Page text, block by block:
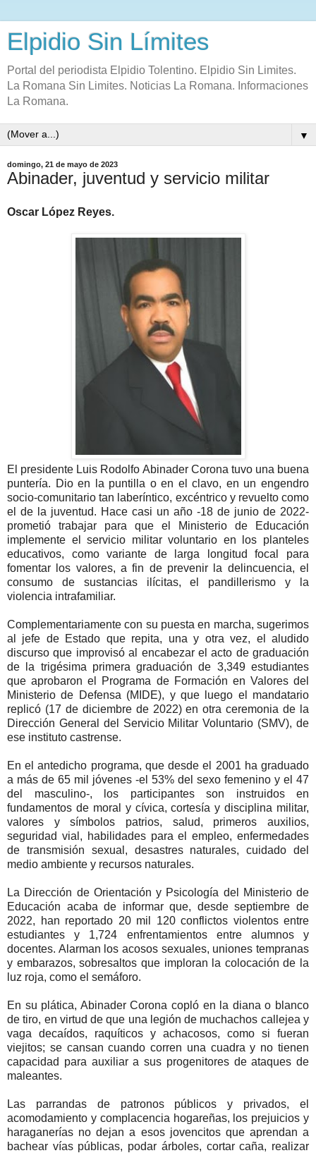
Elpidio Sin Límites
Portal del periodista Elpidio Tolentino. Elpidio Sin Limites.
La Romana Sin Limites. Noticias La Romana. Informaciones
La Romana.
▼
domingo, 21 de mayo de 2023
Abinader, juventud y servicio militar
Oscar López Reyes.
El presidente Luis Rodolfo Abinader Corona tuvo una buena
puntería. Dio en la puntilla o en el clavo, en un engendro
socio-comunitario tan laberíntico, excéntrico y revuelto como
el de la juventud. Hace casi un año -18 de junio de 2022-
prometió trabajar para que el Ministerio de Educación
implemente el servicio militar voluntario en los planteles
educativos, como variante de larga longitud focal para
fomentar los valores, a fin de prevenir la delincuencia, el
consumo de sustancias ilícitas, el pandillerismo y la
violencia intrafamiliar.
Complementariamente con su puesta en marcha, sugerimos
al jefe de Estado que repita, una y otra vez, el aludido
discurso que improvisó al encabezar el acto de graduación
de la trigésima primera graduación de 3,349 estudiantes
que aprobaron el Programa de Formación en Valores del
Ministerio de Defensa (MIDE), y que luego el mandatario
replicó (17 de diciembre de 2022) en otra ceremonia de la
Dirección General del Servicio Militar Voluntario (SMV), de
ese instituto castrense.
En el antedicho programa, que desde el 2001 ha graduado
a más de 65 mil jóvenes -el 53% del sexo femenino y el 47
del masculino-, los participantes son instruidos en
fundamentos de moral y cívica, cortesía y disciplina militar,
valores y símbolos patrios, salud, primeros auxilios,
seguridad vial, habilidades para el empleo, enfermedades
de transmisión sexual, desastres naturales, cuidado del
medio ambiente y recursos naturales.
La Dirección de Orientación y Psicología del Ministerio de
Educación acaba de informar que, desde septiembre de
2022, han reportado 20 mil 120 conflictos violentos entre
estudiantes y 1,724 enfrentamientos entre alumnos y
docentes. Alarman los acosos sexuales, uniones tempranas
y embarazos, sobresaltos que imploran la colocación de la
luz roja, como el semáforo.
En su plática, Abinader Corona copló en la diana o blanco
de tiro, en virtud de que una legión de muchachos callejea y
vaga decaídos, raquíticos y achacosos, como si fueran
viejitos; se cansan cuando corren una cuadra y no tienen
capacidad para auxiliar a sus progenitores de ataques de
maleantes.
Las parrandas de patronos públicos y privados, el
acomodamiento y complacencia hogareñas, los prejuicios y
haraganerías no dejan a esos jovencitos que aprendan a
bachear vías públicas, podar árboles, cortar caña, realizar